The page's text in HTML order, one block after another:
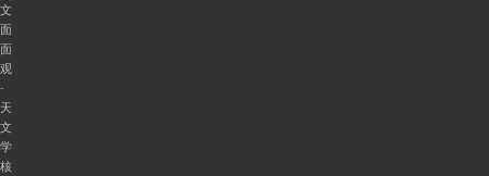
文
面
面
观
-
天
文
学
核